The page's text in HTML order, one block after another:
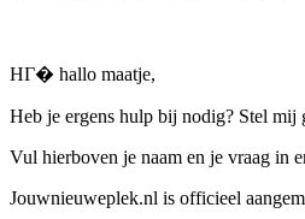
HГ� hallo maatje,
Heb je ergens hulp bij nodig? Stel mij
Vul hierboven je naam en je vraag in
Jouwnieuweplek.nl is officieel